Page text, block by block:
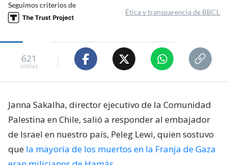
Seguimos criterios de
Ética y transparencia de BBCL
621
visitas
Janna Sakalha, director ejecutivo de la Comunidad
Palestina en Chile, salió a responder al embajador
de Israel en nuestro país, Peleg Lewi, quien sostuvo
que la mayoría de los muertos en la Franja de Gaza